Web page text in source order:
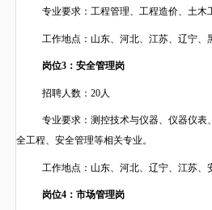
专业要求： 工程管理、工程造价、土木
工作地点：山东、河北、江苏、辽宁、
岗位3：安全管理岗
招聘人数： 20人
专业要求： 测控技术与仪器、仪器仪表
全工程、安全管理等相关专业。
工作地点：山东 、河北、辽宁、江苏、
岗位4：市场管理岗